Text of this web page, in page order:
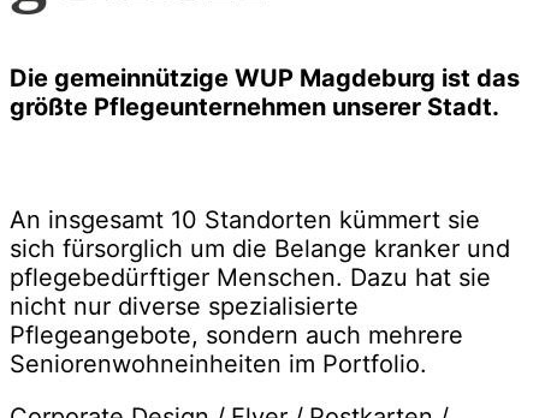
Die gemeinnützige WUP Magdeburg ist das
größte Pflegeunternehmen unserer Stadt.
An insgesamt 10 Standorten kümmert sie
sich fürsorglich um die Belange kranker und
pflegebedürftiger Menschen. Dazu hat sie
nicht nur diverse spezialisierte
Pflegeangebote, sondern auch mehrere
Seniorenwohneinheiten im Portfolio.